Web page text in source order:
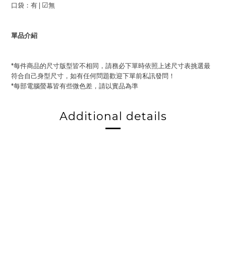
口袋：有 | ☑無
單品介紹
*每件商品的尺寸版型皆不相同，請務必下單時依照上述尺寸表挑選最
符合自己身型尺寸，如有任何問題歡迎下單前私訊發問！
*每部電腦螢幕皆有些微色差，請以實品為準
Additional details